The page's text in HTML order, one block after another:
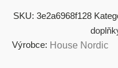
SKU: 3e2a6968f128
Výrobce: House Nordic